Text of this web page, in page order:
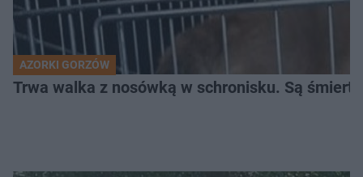
AZORKI GORZÓW
Trwa walka z nosówką w schronisku. Są